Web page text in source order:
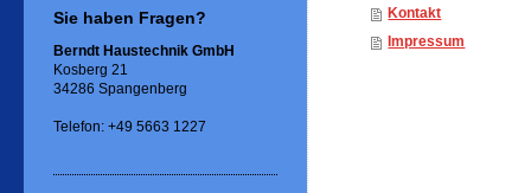
Kontakt
Impressum
Sie haben Fragen?
Berndt Haustechnik GmbH
Kosberg 21
34286 Spangenberg
Telefon: +49 5663 1227